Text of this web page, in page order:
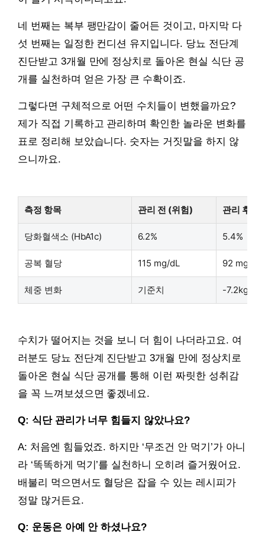
네 번째는 복부 팽만감이 줄어든 것이고, 마지막 다
섯 번째는 일정한 컨디션 유지입니다. 당뇨 전단계
진단받고 3개월 만에 정상치로 돌아온 현실 식단 공
개를 실천하며 얻은 가장 큰 수확이죠.
그렇다면 구체적으로 어떤 수치들이 변했을까요?
제가 직접 기록하고 관리하며 확인한 놀라운 변화를
표로 정리해 보았습니다. 숫자는 거짓말을 하지 않
으니까요.
측정 항목 관리 전 (위험) 관리 후 (
당화혈색소 (HbA1c) 6.2% 5.4%
공복 혈당 115 mg/dL 92 mg/dL
체중 변화 기준치 -7.2kg 감
수치가 떨어지는 것을 보니 더 힘이 나더라고요. 여
러분도 당뇨 전단계 진단받고 3개월 만에 정상치로
돌아온 현실 식단 공개를 통해 이런 짜릿한 성취감
을 꼭 느껴보셨으면 좋겠네요.
Q: 식단 관리가 너무 힘들지 않았나요?
A: 처음엔 힘들었죠. 하지만 ‘무조건 안 먹기’가 아니
라 ‘똑똑하게 먹기’를 실천하니 오히려 즐거웠어요.
배불리 먹으면서도 혈당은 잡을 수 있는 레시피가
정말 많거든요.
Q: 운동은 아예 안 하셨나요?